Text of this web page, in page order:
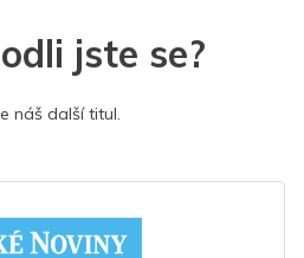
jste se?
náš další titul.